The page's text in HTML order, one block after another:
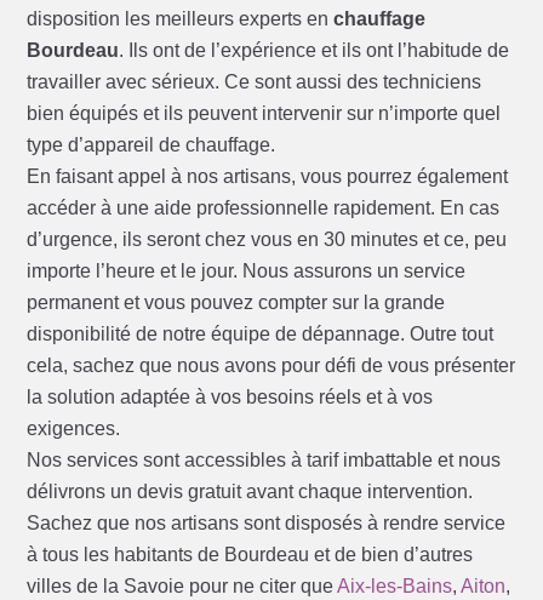
disposition les meilleurs experts enchauffage
Bourdeau. Ils ont de l’expérience et ils ont l’habitude de
travailler avec sérieux. Ce sont aussi des techniciens
bien équipés et ils peuvent intervenir sur n’importe quel
type d’appareil de chauffage.
En faisant appel à nos artisans, vous pourrez également
accéder à une aide professionnelle rapidement. En cas
d’urgence, ils seront chez vous en 30 minutes et ce, peu
importe l’heure et le jour. Nous assurons un service
permanent et vous pouvez compter sur la grande
disponibilité de notre équipe de dépannage. Outre tout
cela, sachez que nous avons pour défi de vous présenter
la solution adaptée à vos besoins réels et à vos
exigences.
Nos services sont accessibles à tarif imbattable et nous
délivrons un devis gratuit avant chaque intervention.
Sachez que nos artisans sont disposés à rendre service
à tous les habitants de Bourdeau et de bien d’autres
villes de la Savoie pour ne citer queAix-les-Bains,Aiton,